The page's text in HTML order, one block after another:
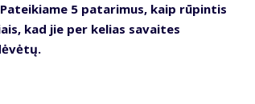
5 patarimus, kaip rūpintis
kad jie per kelias savaites